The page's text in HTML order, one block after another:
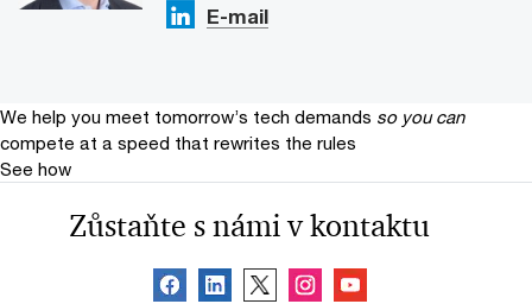
E-mail
We help you meet tomorrow’s tech demands so you can
compete at a speed that rewrites the rules
See how
Zůstaňte s námi v kontaktu